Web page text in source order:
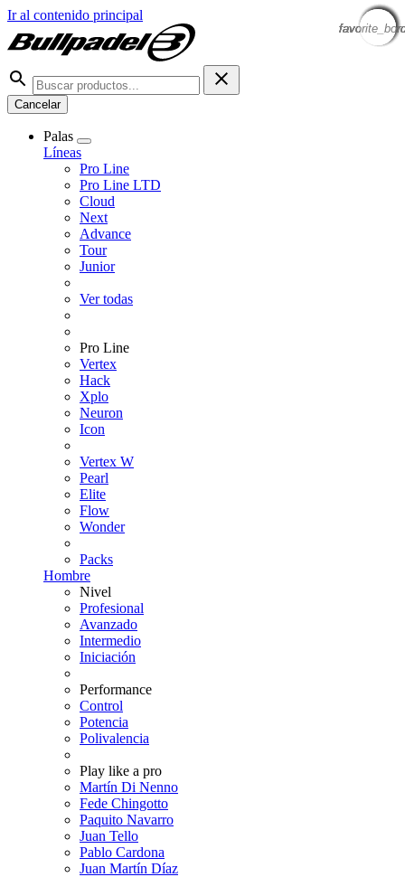
Ir al contenido principal
Cancelar
Palas
Líneas
Pro Line
Pro Line LTD
Cloud
Next
Advance
Tour
Junior
Ver todas
Pro Line
Vertex
Hack
Xplo
Neuron
Icon
Vertex W
Pearl
Elite
Flow
Wonder
Packs
Hombre
Nivel
Profesional
Avanzado
Intermedio
Iniciación
Performance
Control
Potencia
Polivalencia
Play like a pro
Martín Di Nenno
Fede Chingotto
Paquito Navarro
Juan Tello
Pablo Cardona
Juan Martín Díaz